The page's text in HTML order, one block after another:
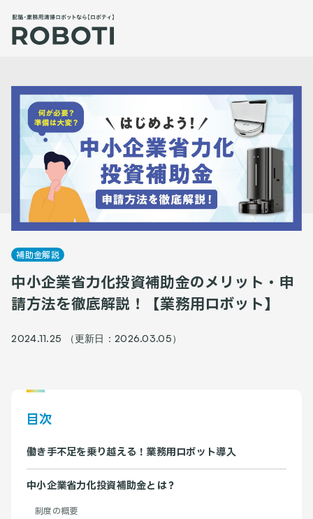
補助金解説
中小企業省力化投資補助金のメリット・申
請方法を徹底解説！【業務用ロボット】
2024.11.25 （更新日：2026.03.05）
目次
働き手不足を乗り越える！業務用ロボット導入
中小企業省力化投資補助金とは？
制度の概要